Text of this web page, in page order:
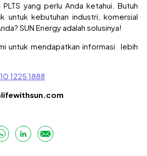
yang perlu Anda ketahui. Butuh
untuk kebutuhan industri, komersial
SUN Energy adalah solusinya!
untuk mendapatkan informasi lebih
1225 1888